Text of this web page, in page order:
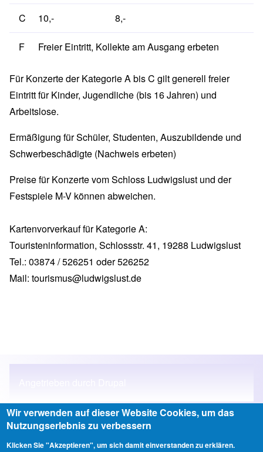
C 10,- 8,-
F Freier Eintritt, Kollekte am Ausgang erbeten
Für Konzerte der Kategorie A bis C gilt generell freier
Eintritt für Kinder, Jugendliche (bis 16 Jahren) und
Arbeitslose.
Ermäßigung für Schüler, Studenten, Auszubildende und
Schwerbeschädigte (Nachweis erbeten)
Preise für Konzerte vom Schloss Ludwigslust und der
Festspiele M-V können abweichen.
Kartenvorverkauf für Kategorie A:
Touristeninformation, Schlossstr. 41, 19288 Ludwigslust
Tel.: 03874 / 526251 oder 526252
Mail: tourismus@ludwigslust.de
Anmelden
Wir verwenden auf dieser Website Cookies, um das
Nutzungserlebnis zu verbessern
Klicken Sie "Akzeptieren", um sich damit einverstanden zu erklären.